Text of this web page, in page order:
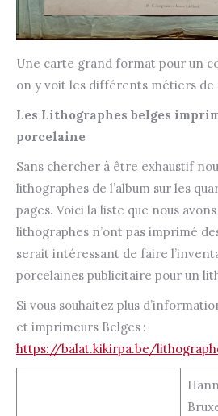
Une carte grand format pour un
on y voit les différents métiers
Les Lithographes belges
porcelaine
Sans chercher à être exhaustif
lithographes de l’album sur les
pages. Voici la liste que nous
lithographes n’ont pas imprimé
serait intéressant de faire
porcelaines publicitaire pour un
Si vous souhaitez plus
et imprimeurs Belges :
https://balat.kikirpa.be/